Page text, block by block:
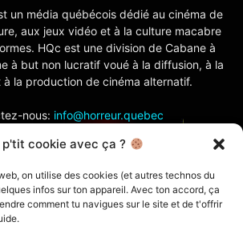
p'tit cookie avec ça ?
on utilise des cookies (et autres technos du
infos sur ton appareil. Avec ton accord, ça
comment tu navigues sur le site et de t'offrir
un média québécois dédié au cinéma de
aux jeux vidéo et à la culture macabre
HQc est une division de Cabane à
à but non lucratif voué à la diffusion, à la
à la production de cinéma alternatif.
nous: info@horreur.quebec
NOUS